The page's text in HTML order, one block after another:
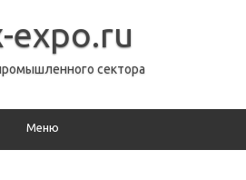
expo.ru
сектора
Меню